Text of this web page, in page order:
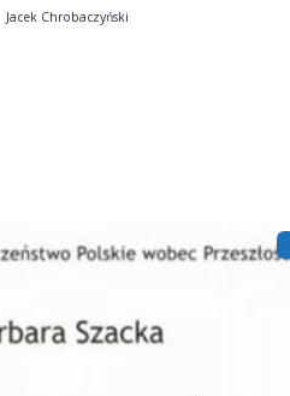
Jacek Chrobaczyński